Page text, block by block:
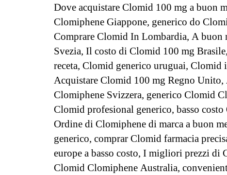
Dove acquistare Clomid 100 mg a buon
Clomiphene Giappone, generico do
Comprare Clomid In Lombardia, A buon
Svezia, Il costo di Clomid 100 mg
receta, Clomid generico uruguai, Clomid
Acquistare Clomid 100 mg Regno
Clomiphene Svizzera, generico Clomid
Clomid profesional generico, basso
Ordine di Clomiphene di marca a buon
generico, comprar Clomid farmacia
europe a basso costo, I migliori prezzi di
Clomid Clomiphene Australia,